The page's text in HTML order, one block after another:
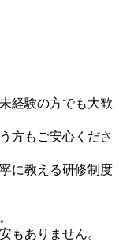
経験の方でも大歓
方もご安心くださ
に教える研修制度
もありません。